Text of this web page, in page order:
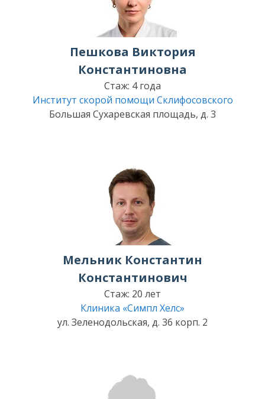
Пешкова Виктория
Константиновна
Стаж: 4 года
Институт скорой помощи Склифосовского
Большая Сухаревская площадь, д. 3
Мельник Константин
Константинович
Стаж: 20 лет
Клиника «Симпл Хелс»
ул. Зеленодольская, д. 36 корп. 2